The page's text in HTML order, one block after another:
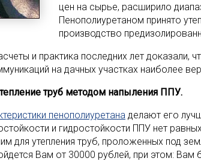
цен на сырье, расширило
Пенополиуретаном принято
производство
и практика последних лет доказали,
на дачных участках наиболее
труб методом напыления ППУ.
пенополиуретана делают его
и гидростойкости ППУ нет
для утепления труб, проложенных под
Вам от 30000 рублей, при этом: Вам